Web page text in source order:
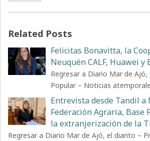
Related Posts
Felicitas Bonavitta, la
Neuquén CALF, Huawei y
Regresar a Diario Mar de
Popular – Noticias
Entrevista desde Tandil a
Federación Agraria, Base
la extranjerización de la
Regresar a Diario Mar de Ajó, el diarito –